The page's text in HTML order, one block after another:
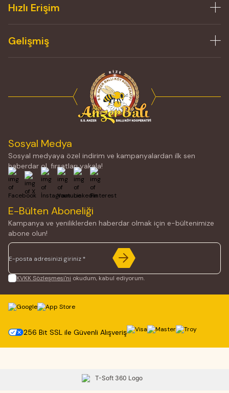
Hızlı Erişim
Gelişmiş
Sosyal Medya
Sosyal medyaya özel indirim ve kampanyalardan ilk sen
haberdar ol, fırsatları yakala!
Facebook
X İnstagramYoutubeLinkedin
E-Bülten Aboneliği
Kampanya ve yeniliklerden haberdar olmak için e-bültenimize
abone olun!
KVKK Sözleşmesi'ni okudum, kabul ediyorum.
256 Bit SSL ile Güvenli Alışveriş